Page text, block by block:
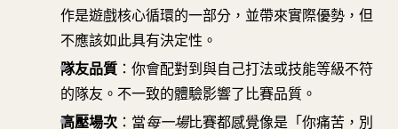
作是遊戲核心循環的一部分，並帶來實際優勢，但
不應該如此具有決定性。
隊友品質 ：你會配對到與自己打法或技能等級不符
的隊友。不一致的體驗影響了比賽品質。
高壓場次 ：當每一場比賽都感覺像是「你痛苦，別